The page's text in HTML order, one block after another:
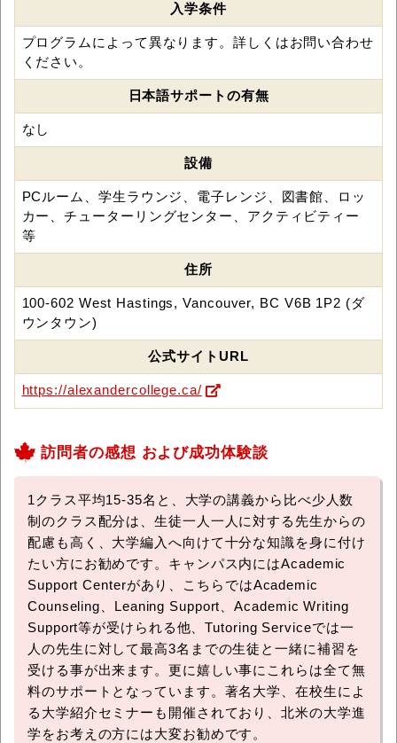
入学条件
プログラムによって異なります。詳しくはお問い合わせ
ください。
日本語サポートの有無
なし
設備
PCルーム、学生ラウンジ、電子レンジ、図書館、ロッ
カー、チューターリングセンター、アクティビティー
等
住所
100-602 West Hastings, Vancouver, BC V6B 1P2 (ダ
ウンタウン)
公式サイトURL
https://alexandercollege.ca/
訪問者の感想 および成功体験談
1クラス平均15-35名と、大学の講義から比べ少人数
制のクラス配分は、生徒一人一人に対する先生からの
配慮も高く、大学編入へ向けて十分な知識を身に付け
たい方にお勧めです。キャンパス内にはAcademic
Support Centerがあり、こちらではAcademic
Counseling、Leaning Support、Academic Writing
Support等が受けられる他、Tutoring Serviceでは一
人の先生に対して最高3名までの生徒と一緒に補習を
受ける事が出来ます。更に嬉しい事にこれらは全て無
料のサポートとなっています。著名大学、在校生によ
る大学紹介セミナーも開催されており、北米の大学進
学をお考えの方には大変お勧めです。